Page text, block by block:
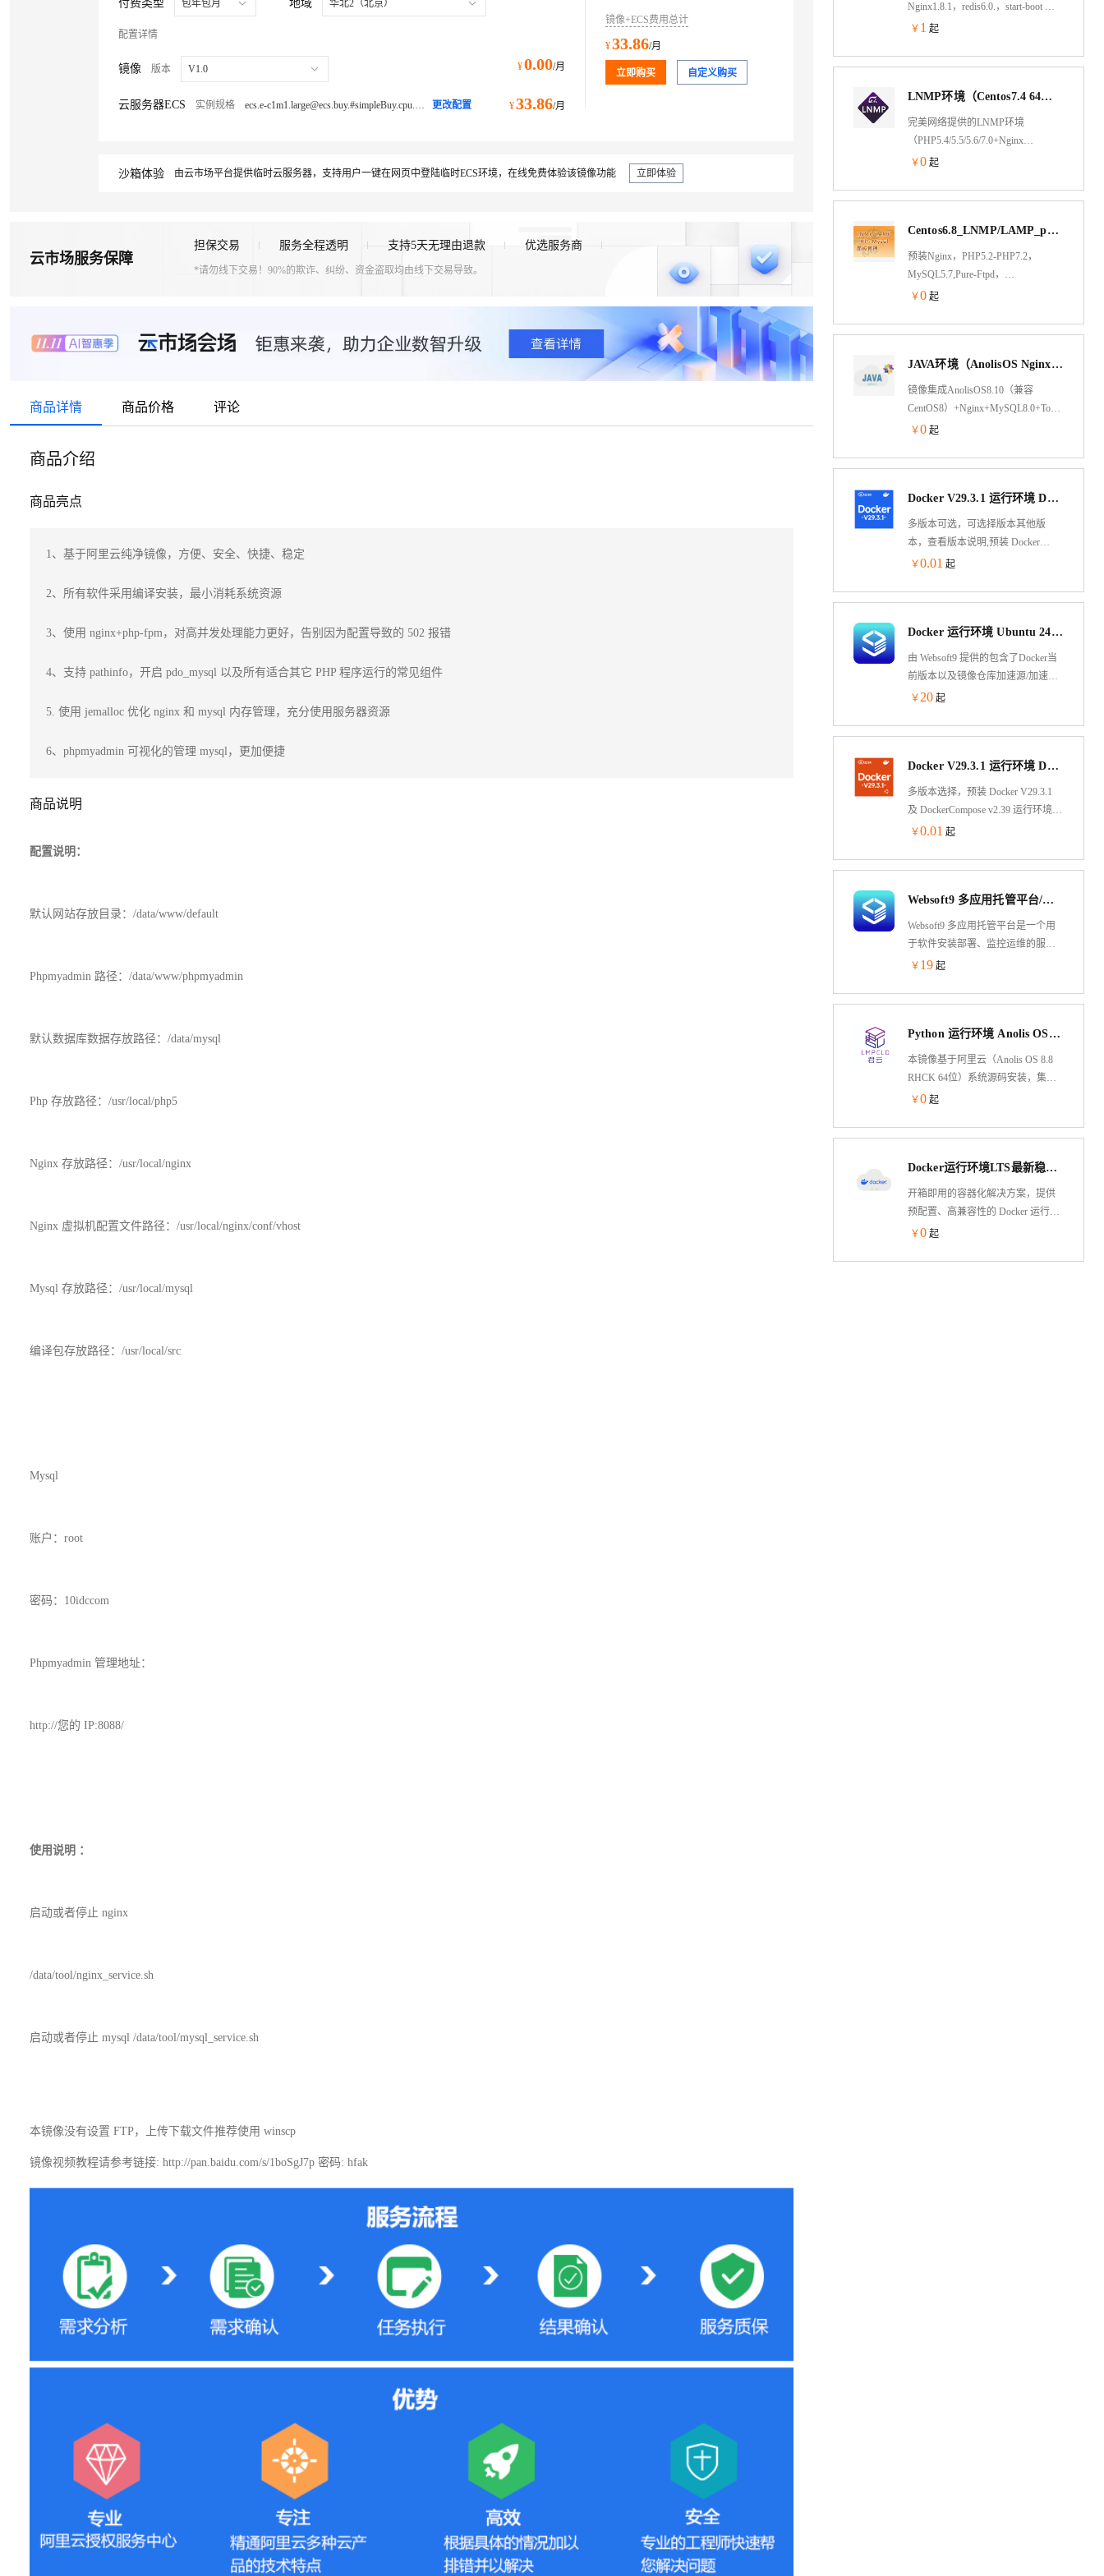
付费类型 包年包月 地域 华北2（北京）
配置详情
镜像 版本 V1.0 ¥0.00/月
云服务器ECS 实例规格 ecs.e-c1m1.large@ecs.buy.#simpleBuy.cpu.memory经济型 e 更改配置 ¥33.86/月
镜像+ECS费用总计
¥33.86/月
立即购买 自定义购买
沙箱体验 由云市场平台提供临时云服务器，支持用户一键在网页中登陆临时ECS环境，在线免费体验该镜像功能 立即体验
云市场服务保障
担保交易 服务全程透明 支持5天无理由退款 优选服务商
*请勿线下交易！90%的欺诈、纠纷、资金盗取均由线下交易导致。
商品详情 商品价格 评论
商品介绍
商品亮点
1、基于阿里云纯净镜像，方便、安全、快捷、稳定
2、所有软件采用编译安装，最小消耗系统资源
3、使用 nginx+php-fpm，对高并发处理能力更好，告别因为配置导致的 502 报错
4、支持 pathinfo，开启 pdo_mysql 以及所有适合其它 PHP 程序运行的常见组件
5. 使用 jemalloc 优化 nginx 和 mysql 内存管理，充分使用服务器资源
6、phpmyadmin 可视化的管理 mysql，更加便捷
商品说明
配置说明：
默认网站存放目录：/data/www/default
Phpmyadmin 路径：/data/www/phpmyadmin
默认数据库数据存放路径：/data/mysql
Php 存放路径：/usr/local/php5
Nginx 存放路径：/usr/local/nginx
Nginx 虚拟机配置文件路径：/usr/local/nginx/conf/vhost
Mysql 存放路径：/usr/local/mysql
编译包存放路径：/usr/local/src
Mysql
账户：root
密码：10idccom
Phpmyadmin 管理地址：
http://您的 IP:8088/
使用说明 ：
启动或者停止 nginx
/data/tool/nginx_service.sh
启动或者停止 mysql /data/tool/mysql_service.sh
本镜像没有设置 FTP ，上传下载文件推荐使用 winscp
镜像视频教程请参考链接: http://pan.baidu.com/s/1boSgJ7p 密码: hfak
Nginx1.8.1，redis6.0.，start-boot 安
全服务：基于阿里云ces，系统优
￥ 1 起
LNMP环境（Centos7.4 64位 Nginx PHP5.6）
完美网络提供的LNMP环境
（PHP5.4/5.5/5.6/7.0+Nginx
1.8.1+Mysql 5.5.5）基于阿里云纯净
￥0 起
Centos6.8_LNMP/LAMP_php5.2-php7.2自由切换_Mysql_宝塔面板管理
预装Nginx，PHP5.2-PHP7.2，
MySQL5.7,Pure-Ftpd，
phpMyAdmin，宝塔面板管理，轻松
￥0 起
JAVA环境（AnolisOS Nginx Tomcat8 JDK）
镜像集成AnolisOS8.10（兼容
CentOS8）
Nginx处理静态资源，Tomcat以apr模
￥0 起
Docker V29.3.1 运行环境 Docker-compose Aliyun Linux 3 LTS 64位
多版本可选，可选择版本其他版
本，查看版本说明,预装 Docker
V29.3.1 运行环境 Docker-compose
署，快速部署维护。允许实例简
单、快速地扩展。
￥0.01 起
Docker 运行环境 Ubuntu 24.04（含可视化面板）
由 Websoft9 提供的包含了Docker当
前版本以及镜像仓库加速源/加速器
的 Ubuntu 镜像，预装可视化 Docker
应用部署建议。
￥ 20 起
Docker V29.3.1 运行环境 DockerCompose v2.39 Ubuntu 24.04 LTS 64 位
多版本选择，预装 Docker V29.3.1
及 DockerCompose v2.39 运行环境
基于Ubuntu 24.04 LTS 64-bit，可通
￥0.01 起
Websoft9 多应用托管平台/运维面板/服务器管理（入门版）
Websoft9 多应用托管平台是一个用
于软件安装部署、监控运维的服务
器面板&PaaS 平台。它遵循 GitOps
等 300+个可一键部署的应用模板。
￥ 19 起
Python 运行环境 Anolis OS（龙蜥国产化操作系统）
本镜像基于阿里云（Anolis OS 8.8
RHCK 64位）系统源码安装，集成
的Python环境基于yum安装，包含
￥0 起
Docker运行环境LTS最新稳定版
开箱即用的容器化解决方案，提供
预配置、高兼容性的 Docker 运行环
境镜像，支持快速部署于阿里云
￥0 起